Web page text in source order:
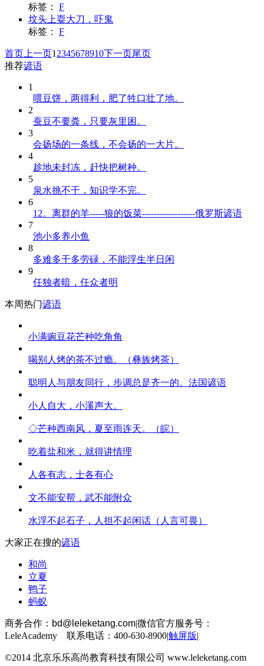
标签：
F
坟头上耍大刀，吓鬼
标签：
F
首页 上一页1 2345678910下一页尾页
推荐谚语
1
喂豆饼，两得利，肥了牲口壮了地。
2
蚕豆不要粪，只要灰里困。
3
会扬场的一条线，不会扬的一大片。
4
趁地未封冻，赶快把树种。
5
泉水挑不干，知识学不完。
6
12。离群的羊-----狼的饭菜------------------俄罗斯谚语
7
池小多养小鱼
8
多难多干多劳碌，不能浮生半日闲
9
任独者暗，任众者明
本周热门谚语
小满豌豆花芒种吃角角
喝别人烤的茶不过瘾。（彝族烤茶）
聪明人与朋友同行，步调总是齐一的。法国谚语
小人自大，小溪声大。
◇芒种西南风，夏至雨连天。（皖）
吃着盐和米，就得讲情理
人各有志，士各有心
文不能安帮，武不能附众
水浮不起石子，人担不起闲话（人言可畏）
大家正在搜的谚语
和尚
立夏
鸭子
蚂蚁
商务合作： bd@leleketang.com|微信官方服务号：
LeleAcademy 联系电话：400-630-8900|触屏版|
©2014 北京乐乐高尚教育科技有限公司 www.leleketang.com